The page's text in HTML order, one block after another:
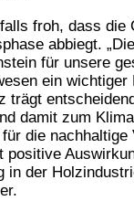
froh, dass die
abbiegt.
für unsere
ein
trägt
damit zum
die nachhaltige
in der